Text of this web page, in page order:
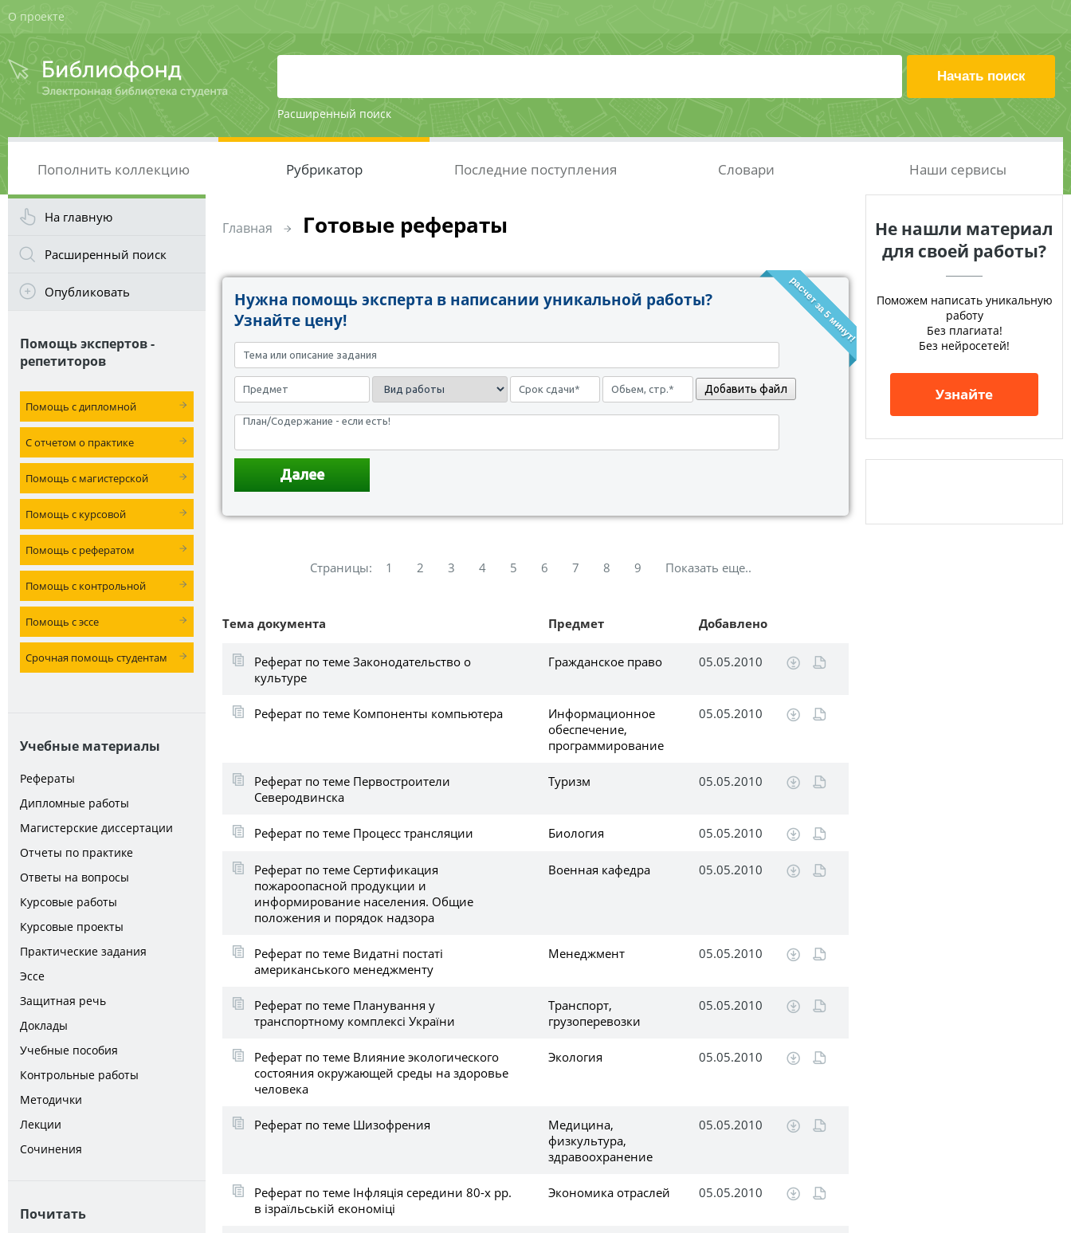
О проекте
Расширенный поиск
Пополнить коллекцию Рубрикатор Последние поступления Словари Наши сервисы
На главную
Расширенный поиск
Опубликовать
Помощь экспертов -
репетиторов
Помощь с дипломной
С отчетом о практике
Помощь с магистерской
Помощь с курсовой
Помощь с рефератом
Помощь с контрольной
Помощь с эссе
Срочная помощь студентам
Учебные материалы
Рефераты
Дипломные работы
Магистерские диссертации
Отчеты по практике
Ответы на вопросы
Курсовые работы
Курсовые проекты
Практические задания
Эссе
Защитная речь
Доклады
Учебные пособия
Контрольные работы
Методички
Лекции
Сочинения
Почитать
Главная Готовые рефераты
расчет за 5 минут!
Нужна помощь эксперта в написании уникальной работы?
Узнайте цену!
Добавить файл
Страницы: 1 2 3 4 5 6 7 8 9 Показать еще..
Тема документа Предмет Добавлено
Реферат по теме Законодательство о
культуре
Гражданское право 05.05.2010
Реферат по теме Компоненты компьютера
Информационное
обеспечение,
программирование
05.05.2010
Реферат по теме Первостроители
Северодвинска
Туризм 05.05.2010
Реферат по теме Процесс трансляции Биология 05.05.2010
Реферат по теме Сертификация
пожароопасной продукции и
информирование населения. Общие
положения и порядок надзора
Военная кафедра 05.05.2010
Реферат по теме Видатні постаті
американського менеджменту
Менеджмент 05.05.2010
Реферат по теме Планування у
транспортному комплексі України
Транспорт,
грузоперевозки
05.05.2010
Реферат по теме Влияние экологического
состояния окружающей среды на здоровье
человека
Экология 05.05.2010
Реферат по теме Шизофрения
Медицина,
физкультура,
здравоохранение
05.05.2010
Реферат по теме Інфляція середини 80-х рр.
в ізраїльській економіці
Экономика отраслей 05.05.2010
Не нашли материал
для своей работы?
Поможем написать уникальную
работу
Без плагиата!
Без нейросетей!
Узнайте